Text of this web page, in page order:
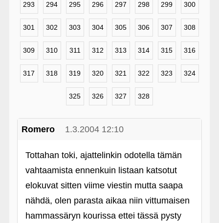
293 294 295 296 297 298 299 300
301 302 303 304 305 306 307 308
309 310 311 312 313 314 315 316
317 318 319 320 321 322 323 324
325 326 327 328
Romero 1.3.2004 12:10
Tottahan toki, ajattelinkin odotella tämän
vahtaamista ennenkuin listaan katsotut
elokuvat sitten viime viestin mutta saapa
nähdä, olen parasta aikaa niin vittumaisen
hammassäryn kourissa ettei tässä pysty